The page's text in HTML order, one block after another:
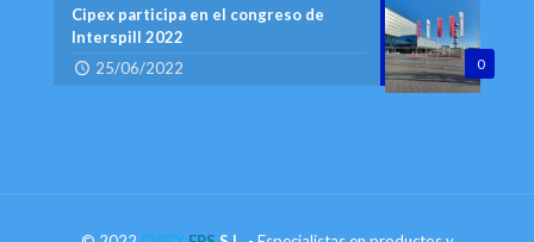
0
Cipex participa en el congreso de
lnterspill 2022
25/06/2022